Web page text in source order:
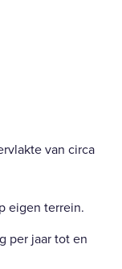
van circa
eigen terrein.
per jaar tot en